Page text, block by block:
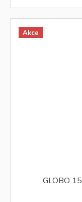
Akce
GLOBO